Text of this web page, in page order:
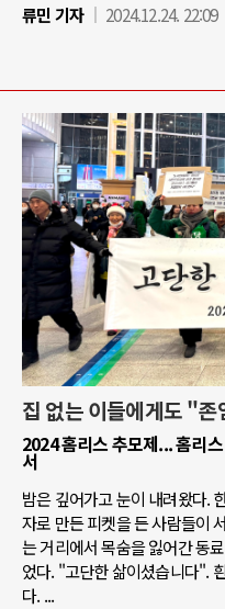
류민 기자
2024.12.24. 22:09
집 없는 이들에게도 "
2024 홈리스 추모제... 홈리
서
밤은 깊어가고 눈이 내려왔다.
자로 만든 피켓을 든 사람들이
는 거리에서 목숨을 잃어간 동
었다. "고단한 삶이셨습니다".
다. ...